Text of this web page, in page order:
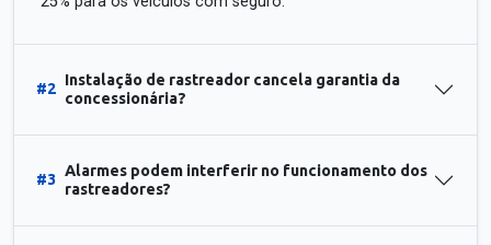
#2
Instalação de rastreador cancela garantia da
concessionária?
#3
Alarmes podem interferir no funcionamento dos
rastreadores?